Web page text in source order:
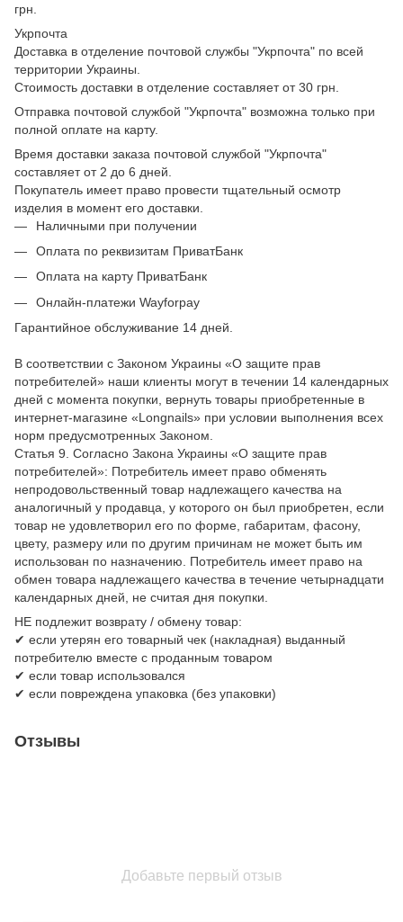
грн.
Укрпочта
Доставка в отделение почтовой службы "Укрпочта" по всей
территории Украины.
Стоимость доставки в отделение составляет от 30 грн.
Отправка почтовой службой "Укрпочта" возможна только при
полной оплате на карту.
Время доставки заказа почтовой службой "Укрпочта"
составляет от 2 до 6 дней.
Покупатель имеет право провести тщательный осмотр
изделия в момент его доставки.
Наличными при получении
Оплата по реквизитам ПриватБанк
Оплата на карту ПриватБанк
Онлайн-платежи Wayforpay
Гарантийное обслуживание 14 дней.
В соответствии с Законом Украины «О защите прав
потребителей» наши клиенты могут в течении 14 календарных
дней с момента покупки, вернуть товары приобретенные в
интернет-магазине «Longnails» при условии выполнения всех
норм предусмотренных Законом.
Статья 9. Согласно Закона Украины «О защите прав
потребителей»: Потребитель имеет право обменять
непродовольственный товар надлежащего качества на
аналогичный у продавца, у которого он был приобретен, если
товар не удовлетворил его по форме, габаритам, фасону,
цвету, размеру или по другим причинам не может быть им
использован по назначению. Потребитель имеет право на
обмен товара надлежащего качества в течение четырнадцати
календарных дней, не считая дня покупки.
НЕ подлежит возврату / обмену товар:
✔ если утерян его товарный чек (накладная) выданный
потребителю вместе с проданным товаром
✔ если товар использовался
✔ если повреждена упаковка (без упаковки)
Отзывы
Добавьте первый отзыв